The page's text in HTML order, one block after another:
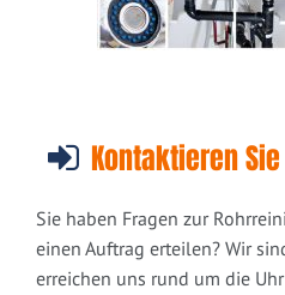
Kontaktieren
Sie haben Fragen zur
einen Auftrag erteilen? Wir
erreichen uns rund um die